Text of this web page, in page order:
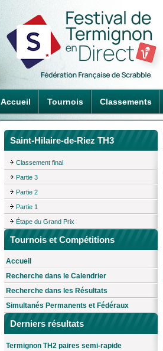
Accueil Tournois Classements
Saint-Hilaire-de-Riez TH3
Classement final
Partie 3
Partie 2
Partie 1
Étape du Grand Prix
Tournois et Compétitions
Accueil
Recherche dans le Calendrier
Recherche dans les Résultats
Simultanés Permanents et Fédéraux
Derniers résultats
Termignon TH2 paires semi-rapide